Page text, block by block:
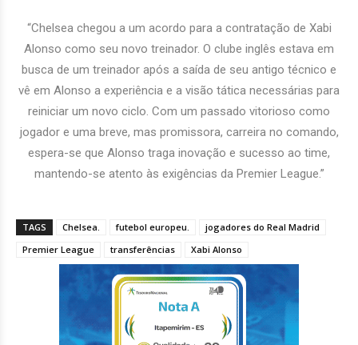
“Chelsea chegou a um acordo para a contratação de Xabi
Alonso como seu novo treinador. O clube inglês estava em
busca de um treinador após a saída de seu antigo técnico e
vê em Alonso a experiência e a visão tática necessárias para
reiniciar um novo ciclo. Com um passado vitorioso como
jogador e uma breve, mas promissora, carreira no comando,
espera-se que Alonso traga inovação e sucesso ao time,
mantendo-se atento às exigências da Premier League.”
TAGS Chelsea. futebol europeu.
jogadores do Real Madrid
Premier League
transferências Xabi Alonso